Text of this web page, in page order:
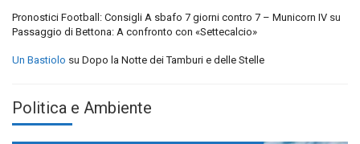
Pronostici Football: Consigli A sbafo 7 giorni contro 7 – Municorn IV su
Passaggio di Bettona: A confronto con «Settecalcio»
Un Bastiolo su Dopo la Notte dei Tamburi e delle Stelle
Politica e Ambiente